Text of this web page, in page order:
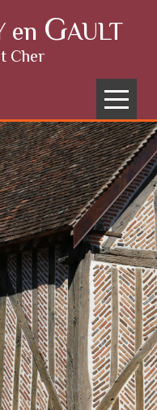
en GAULT
Cher
Menu